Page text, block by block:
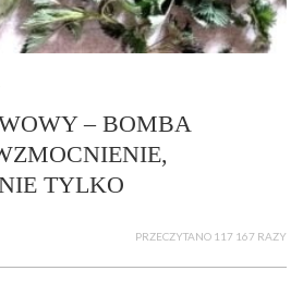
– BOMBA
TYLKO
PRZECZYTANO 117 167 RAZY